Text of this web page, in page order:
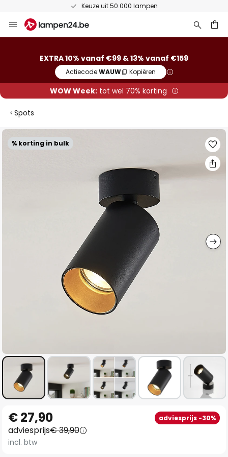
Keuze uit 50.000 lampen
naar
EXTRA 10% vanaf €99 & 13% vanaf €159
Actiecode:WAUW Kopiëren
WOW Week:tot wel 70% korting
Spots
% korting in bulk
Ga
naar
naar
het
begin
€ 27,90 adviesprijs -30%
adviesprijs€ 39,90
incl. btw